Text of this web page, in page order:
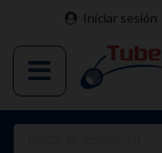
Iniciar sesión